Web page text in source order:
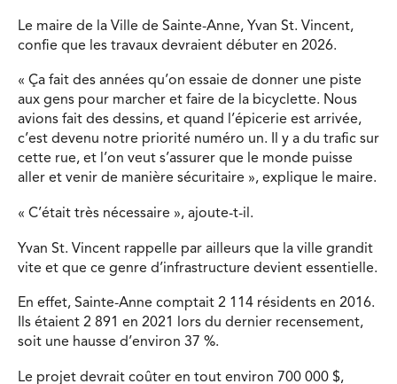
Le maire de la Ville de Sainte-Anne, Yvan St. Vincent,
confie que les travaux devraient débuter en 2026.
« Ça fait des années qu’on essaie de donner une piste
aux gens pour marcher et faire de la bicyclette. Nous
avions fait des dessins, et quand l’épicerie est arrivée,
c’est devenu notre priorité numéro un. Il y a du trafic sur
cette rue, et l’on veut s’assurer que le monde puisse
aller et venir de manière sécuritaire », explique le maire.
« C’était très nécessaire », ajoute-t-il.
Yvan St. Vincent rappelle par ailleurs que la ville grandit
vite et que ce genre d’infrastructure devient essentielle.
En effet, Sainte-Anne comptait 2 114 résidents en 2016.
Ils étaient 2 891 en 2021 lors du dernier recensement,
soit une hausse d’environ 37 %.
Le projet devrait coûter en tout environ 700 000 $,